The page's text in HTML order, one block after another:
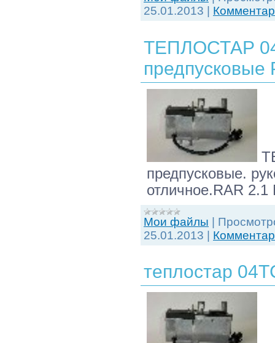
25.01.2013
ТЕПЛОСТАР
предпусковые.
отличное.RAR 2.1
Мои файлы |
25.01.2013 |
теплостар